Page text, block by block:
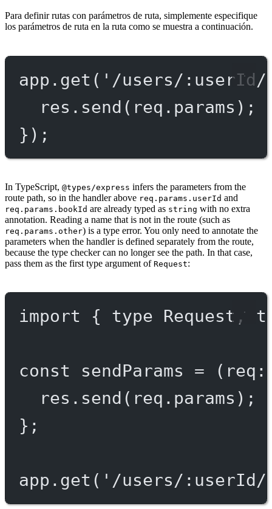
Para definir rutas con parámetros de ruta, simplemente especifique
los parámetros de ruta en la ruta como se muestra a continuación.
app. get ( '/users/:userId/
res. send (req.params);
});
In TypeScript, @types/express infers the parameters from the
route path, so in the handler above req.params.userId and
req.params.bookId are already typed as string with no extra
annotation. Reading a name that is not in the route (such as
req.params.other) is a type error. You only need to annotate the
parameters when the handler is defined separately from the route,
because the type checker can no longer see the path. In that case,
pass them as the first type argument of Request:
import { type Request,
const sendParams = ( req :
res. send (req.params);
};
app. get ( '/users/:userId/